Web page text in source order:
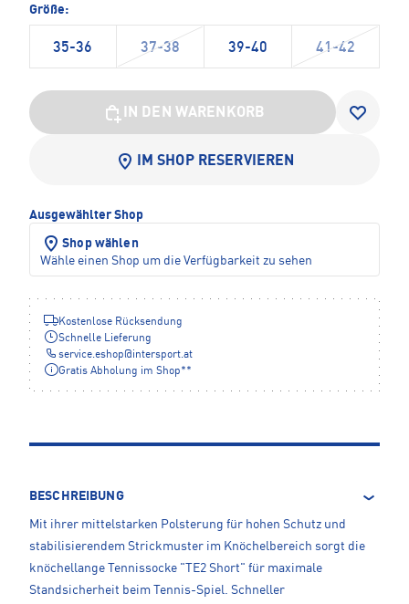
Größe:
35-36 37-38 39-40 41-42
IN DEN WARENKORB
IM SHOP RESERVIEREN
Ausgewählter Shop
Shop wählen
Wähle einen Shop um die Verfügbarkeit zu sehen
Kostenlose Rücksendung
Schnelle Lieferung
service.eshop@intersport.at
Gratis Abholung im Shop**
BESCHREIBUNG
Mit ihrer mittelstarken Polsterung für hohen Schutz und
stabilisierendem Strickmuster im Knöchelbereich sorgt die
knöchellange Tennissocke "TE2 Short" für maximale
Standsicherheit beim Tennis-Spiel. Schneller